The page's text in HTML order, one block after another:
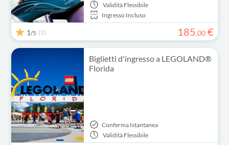
Validità Flessibile
Ingresso Incluso
1/5 (1) 185,00 €
Biglietti d'ingresso a LEGOLAND®
Florida
Conferma Istantanea
Validità Flessibile